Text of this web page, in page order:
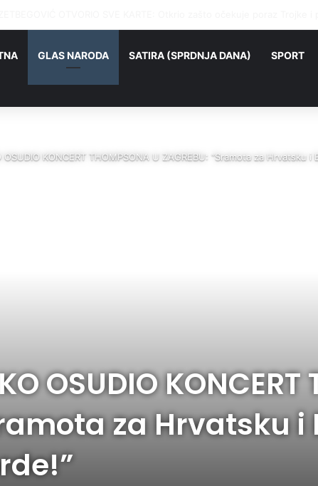
GLAS NARODA SATIRA (SPRDNJA DANA) SPORT
OSUDIO KONCERT THOMPSONA U ZAGREBU: “Sramota za
OSUDIO KONCERT
za Hrvatsku